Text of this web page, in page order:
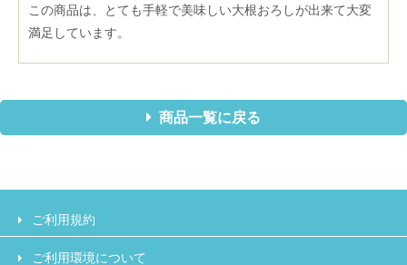
この商品は、とても手軽で美味しい大根おろしが出来て大変
満足しています。
商品一覧に戻る
ご利用規約
ご利用環境について